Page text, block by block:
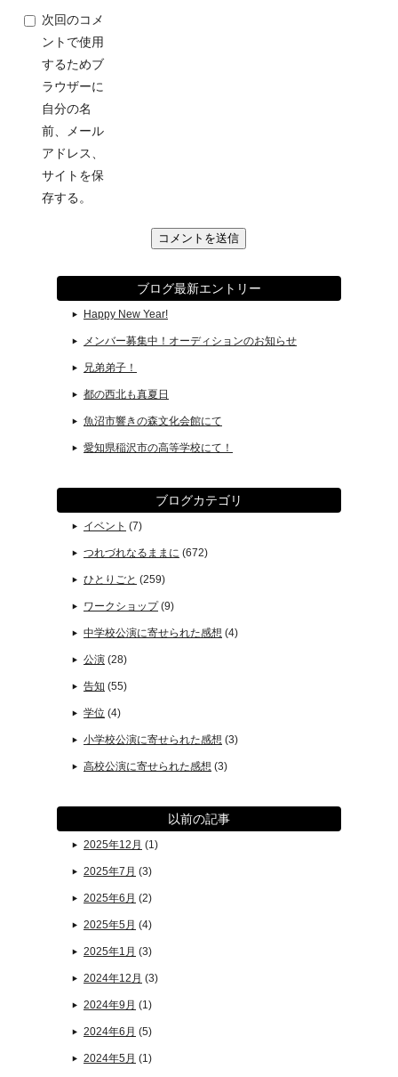
次回のコメ
ントで使用
するためブ
ラウザーに
自分の名
前、メール
アドレス、
サイトを保
存する。
ブログ最新エントリー
Happy New Year!
メンバー募集中！オーディションのお知らせ
兄弟弟子！
都の西北も真夏日
魚沼市響きの森文化会館にて
愛知県稲沢市の高等学校にて！
ブログカテゴリ
イベント (7)
つれづれなるままに (672)
ひとりごと (259)
ワークショップ(9)
中学校公演に寄せられた感想 (4)
公演 (28)
告知 (55)
学位 (4)
小学校公演に寄せられた感想 (3)
高校公演に寄せられた感想 (3)
以前の記事
2025年12月 (1)
2025年7月 (3)
2025年6月 (2)
2025年5月 (4)
2025年1月 (3)
2024年12月 (3)
2024年9月 (1)
2024年6月 (5)
2024年5月 (1)